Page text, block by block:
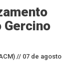
Gercino
// 07 de agosto